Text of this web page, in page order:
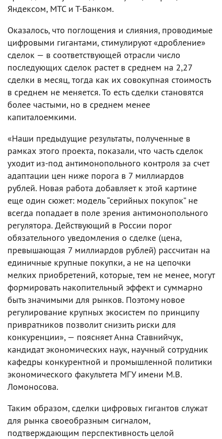
Яндексом, МТС и Т-Банком.
Оказалось, что поглощения и слияния, проводимые
цифровыми гигантами, стимулируют «дробление»
сделок — в соответствующей отрасли число
последующих сделок растет в среднем на 2,27
сделки в месяц, тогда как их совокупная стоимость
в среднем не меняется. То есть сделки становятся
более частыми, но в среднем менее
капиталоемкими.
«Наши предыдущие результаты, полученные в
рамках этого проекта, показали, что часть сделок
уходит из-под антимонопольного контроля за счет
адаптации цен ниже порога в 7 миллиардов
рублей. Новая работа добавляет к этой картине
еще один сюжет: модель “серийных покупок” не
всегда попадает в поле зрения антимонопольного
регулятора. Действующий в России порог
обязательного уведомления о сделке (цена,
превышающая 7 миллиардов рублей) рассчитан на
единичные крупные покупки, а не на цепочки
мелких приобретений, которые, тем не менее, могут
формировать накопительный эффект и суммарно
быть значимыми для рынков. Поэтому новое
регулирование крупных экосистем по принципу
привратников позволит снизить риски для
конкуренции», — поясняет Анна Ставнийчук,
кандидат экономических наук, научный сотрудник
кафедры конкурентной и промышленной политики
экономического факультета МГУ имени М.В.
Ломоносова.
Таким образом, сделки цифровых гигантов служат
для рынка своеобразным сигналом,
подтверждающим перспективность целой